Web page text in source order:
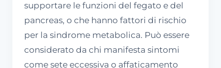
supportare le funzioni del fegato e del
pancreas, o che hanno fattori di rischio
per la sindrome metabolica. Può essere
considerato da chi manifesta sintomi
come sete eccessiva o affaticamento